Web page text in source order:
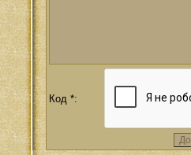
Код *: